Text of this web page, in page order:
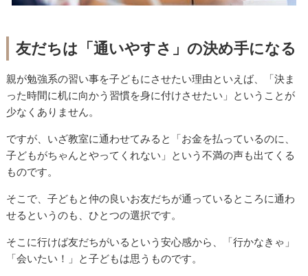
友だちは「通いやすさ」の決め手になる
親が勉強系の習い事を子どもにさせたい理由といえば、「決ま
った時間に机に向かう習慣を身に付けさせたい」ということが
少なくありません。
ですが、いざ教室に通わせてみると「お金を払っているのに、
子どもがちゃんとやってくれない」という不満の声も出てくる
ものです。
そこで、子どもと仲の良いお友だちが通っているところに通わ
せるというのも、ひとつの選択です。
そこに行けば友だちがいるという安心感から、「行かなきゃ」
「会いたい！」と子どもは思うものです。